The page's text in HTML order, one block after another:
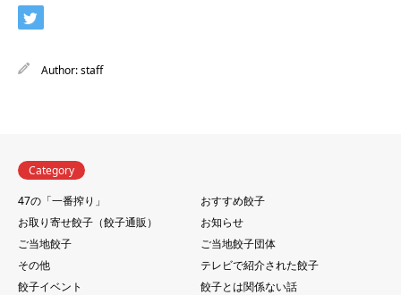
Author:staff
Category
47の「一番搾り」
おすすめ餃子
お取り寄せ餃子（餃子通販）
お知らせ
ご当地餃子
ご当地餃子団体
その他
テレビで紹介された餃子
餃子イベント
餃子とは関係ない話